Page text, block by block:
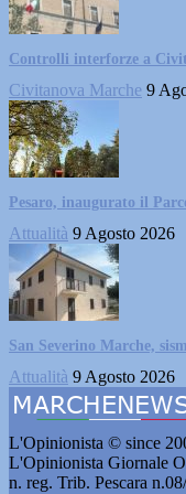
Controlli interforze a
Civitanova Marche 9
Pesaro, inaugurato il
Attualità 9 Agosto 2026
San Severino Marche,
Attualità 9 Agosto 2026
L'Opinionista © since
L'Opinionista Giornale
n. reg. Trib. Pescara